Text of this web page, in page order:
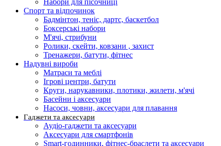
Набори для пісочниці
Спорт та відпочинок
Бадмінтон, теніс, дартс, баскетбол
Боксерські набори
М'ячі, стрибуни
Ролики, скейти, ковзани , захист
Тренажери, батути, фітнес
Надувні вироби
Матраси та меблі
Ігрові центри, батути
Круги, нарукавники, плотики, жилети, м'ячі
Басейни і аксесуари
Насоси, човни, аксесуари для плавання
Гаджети та аксесуари
Аудіо-гаджети та аксесуари
Аксесуари для смартфонів
Smart-годинники, фітнес-браслети та аксесуари